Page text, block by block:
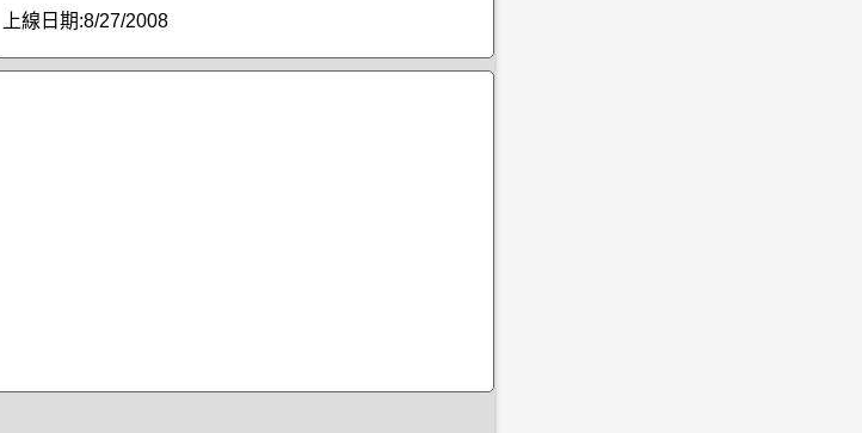
上線日期:8/27/2008